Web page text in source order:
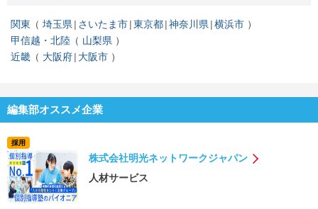
関東 埼玉県 さいたま市 東京都 神奈川県 横浜市
甲信越・北陸
山梨県
近畿
大阪府 大阪市
編集部オススメ企業
採用
株式会社明光ネットワークジャパン
人材サービス